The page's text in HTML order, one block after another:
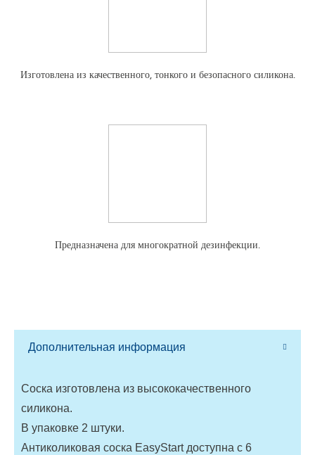
Изготовлена из качественного, тонкого и безопасного силикона.
Предназначена для многократной дезинфекции.
Дополнительная информация
Соска изготовлена из высококачественного
силикона.
В упаковке 2 штуки.
Антиколиковая соска EasyStart доступна с 6